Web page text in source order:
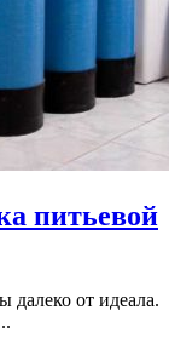
питьевой
далеко от идеала.